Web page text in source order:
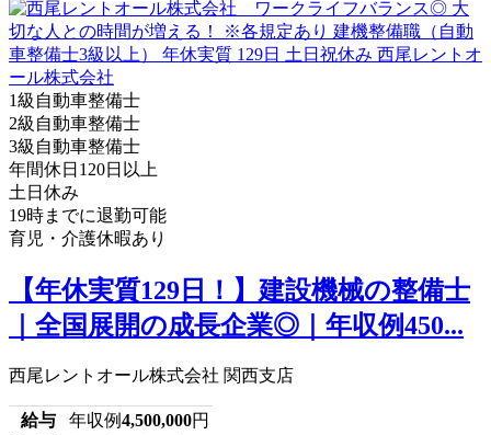
1級自動車整備士
2級自動車整備士
3級自動車整備士
年間休日120日以上
土日休み
19時までに退勤可能
育児・介護休暇あり
【年休実質129日！】建設機械の整備士
｜全国展開の成長企業◎｜年収例450...
西尾レントオール株式会社 関西支店
給与 年収例4,500,000円